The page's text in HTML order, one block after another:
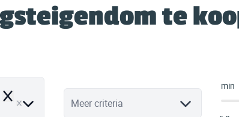
te
Remove Meer criteria
min